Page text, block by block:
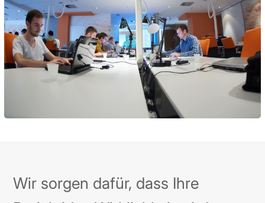
Wir sorgen dafür, dass Ihre